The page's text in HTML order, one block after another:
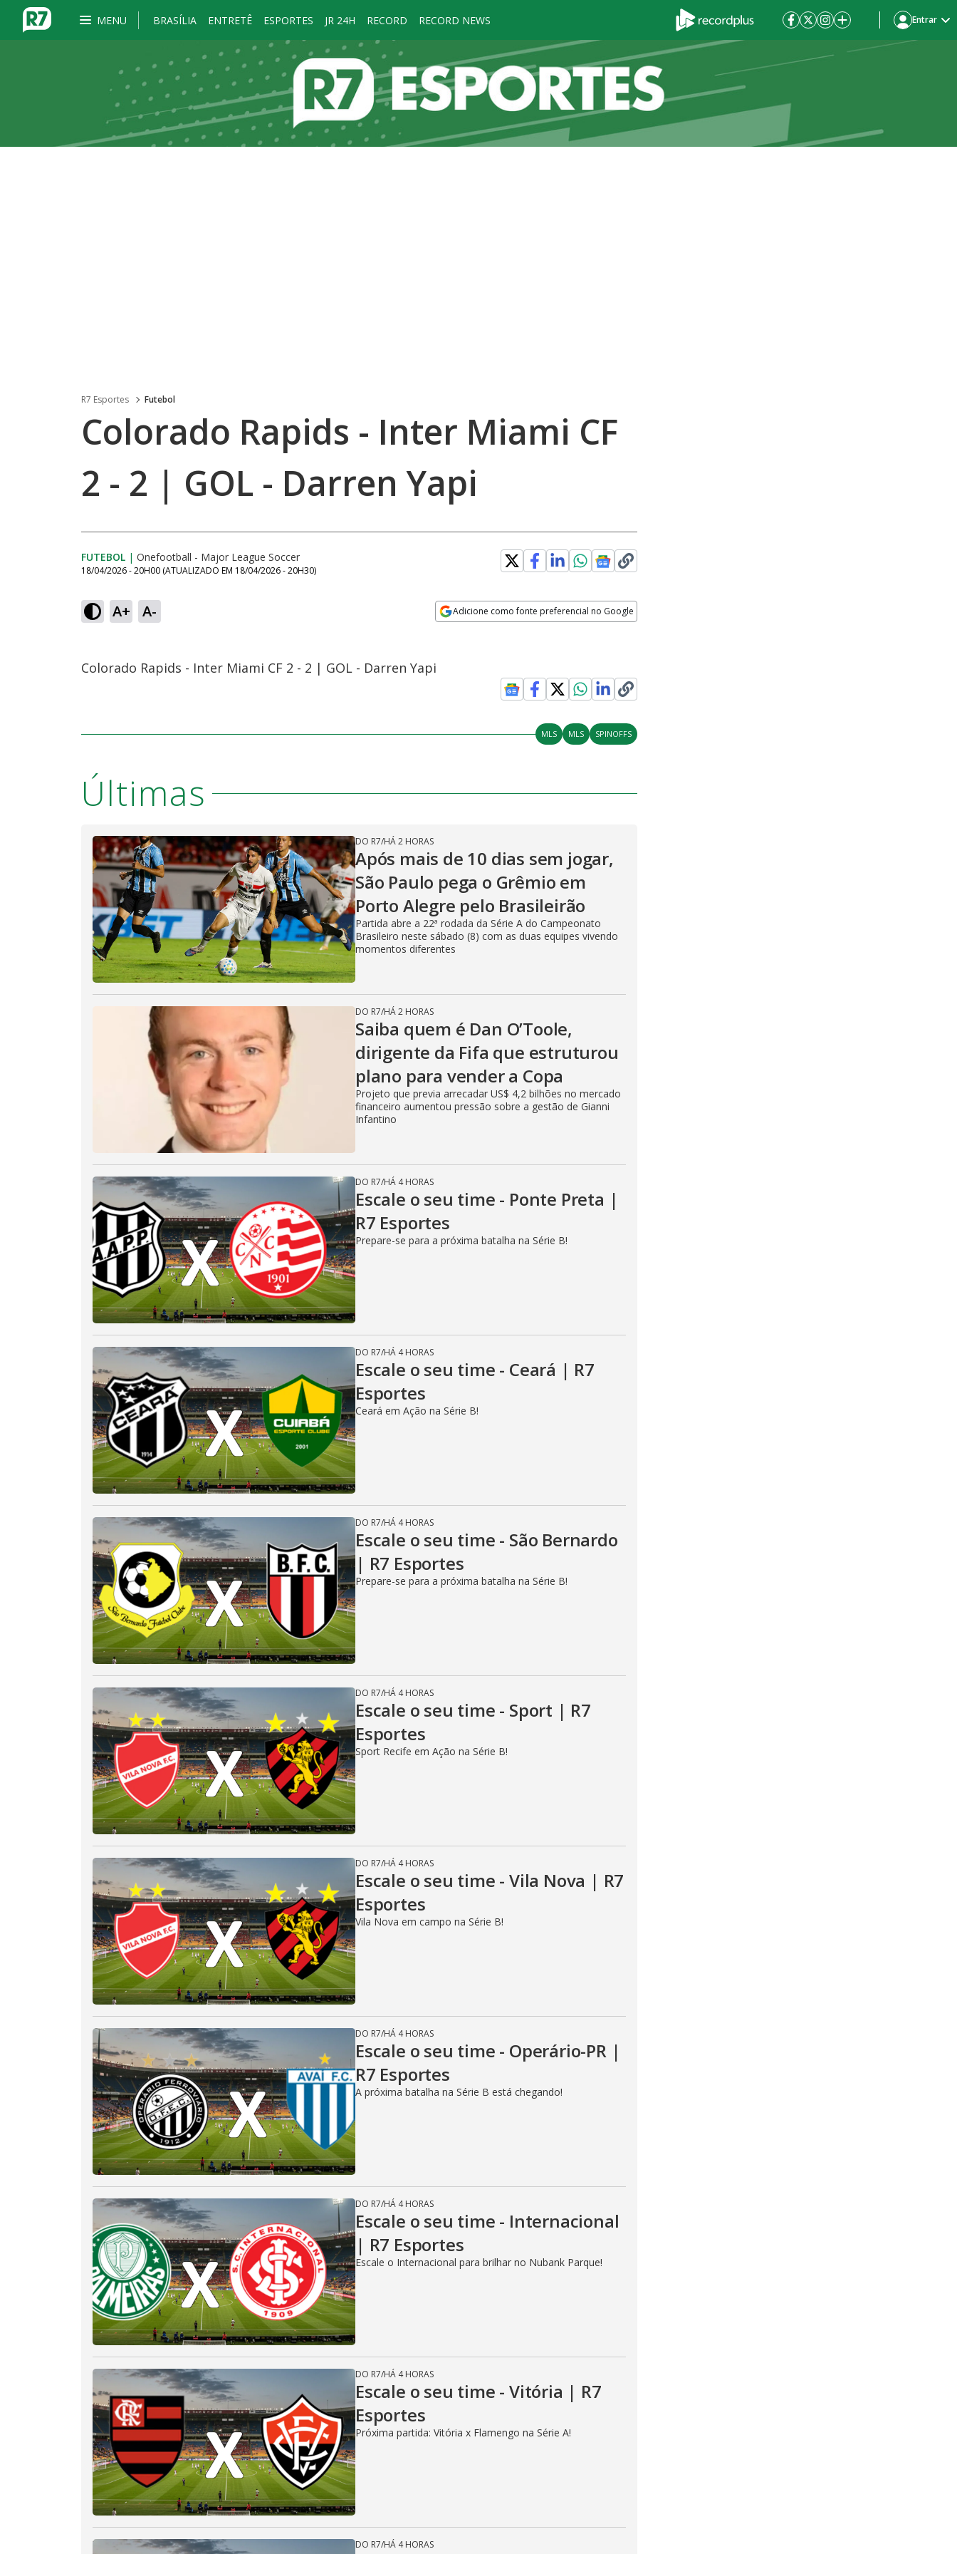
MENU BRASÍLIA ENTRETÊ ESPORTES JR 24H RECORD RECORD NEWS Entrar
R7 Esportes Futebol
Colorado Rapids - Inter Miami CF
2 - 2 | GOL - Darren Yapi
FUTEBOL | Onefootball - Major League Soccer
18/04/2026 - 20H00 (ATUALIZADO EM 18/04/2026 - 20H30)
A+ A- Adicione como fonte preferencial no Google
Colorado Rapids - Inter Miami CF 2 - 2 | GOL - Darren Yapi
MLS MLS SPINOFFS
Últimas
DO R7/HÁ 2 HORAS
Após mais de 10 dias sem jogar,
São Paulo pega o Grêmio em
Porto Alegre pelo Brasileirão
Partida abre a 22ª rodada da Série A do Campeonato
Brasileiro neste sábado (8) com as duas equipes vivendo
momentos diferentes
DO R7/HÁ 2 HORAS
Saiba quem é Dan O’Toole,
dirigente da Fifa que estruturou
plano para vender a Copa
Projeto que previa arrecadar US$ 4,2 bilhões no mercado
financeiro aumentou pressão sobre a gestão de Gianni
Infantino
DO R7/HÁ 4 HORAS
Escale o seu time - Ponte Preta |
R7 Esportes
Prepare-se para a próxima batalha na Série B!
DO R7/HÁ 4 HORAS
Escale o seu time - Ceará | R7
Esportes
Ceará em Ação na Série B!
DO R7/HÁ 4 HORAS
Escale o seu time - São Bernardo
| R7 Esportes
Prepare-se para a próxima batalha na Série B!
DO R7/HÁ 4 HORAS
Escale o seu time - Sport | R7
Esportes
Sport Recife em Ação na Série B!
DO R7/HÁ 4 HORAS
Escale o seu time - Vila Nova | R7
Esportes
Vila Nova em campo na Série B!
DO R7/HÁ 4 HORAS
Escale o seu time - Operário-PR |
R7 Esportes
A próxima batalha na Série B está chegando!
DO R7/HÁ 4 HORAS
Escale o seu time - Internacional
| R7 Esportes
Escale o Internacional para brilhar no Nubank Parque!
DO R7/HÁ 4 HORAS
Escale o seu time - Vitória | R7
Esportes
Próxima partida: Vitória x Flamengo na Série A!
DO R7/HÁ 4 HORAS